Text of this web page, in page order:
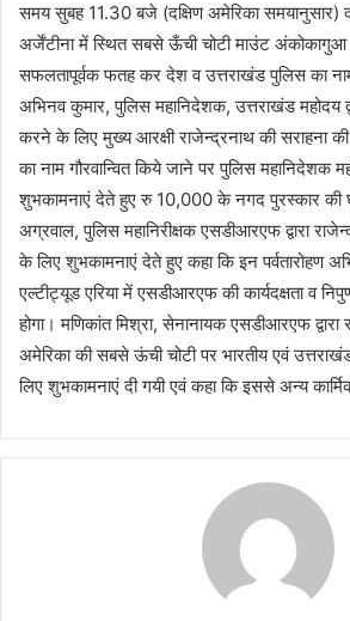
समय सुबह 11.30 बजे (दक्षिण अमेरिका समयानुसार)
अर्जेंटीना में स्थित सबसे ऊँची चोटी माउंट
सफलतापूर्वक फतह कर देश व उत्तराखंड पुलिस का
अभिनव कुमार, पुलिस महानिदेशक, उत्तराखंड महोदय
करने के लिए मुख्य आरक्षी राजेन्द्रनाथ की सराहना
का नाम गौरवान्वित किये जाने पर पुलिस महानिदेशक
शुभकामनाएं देते हुए रु 10,000 के नगद पुरस्कार की
अग्रवाल, पुलिस महानिरीक्षक एसडीआरएफ द्वारा
के लिए शुभकामनाएं देते हुए कहा कि इन पर्वतारोहण
एल्टीट्यूड एरिया में एसडीआरएफ की कार्यदक्षता व
होगा। मणिकांत मिश्रा, सेनानायक एसडीआरएफ द्वारा
अमेरिका की सबसे ऊंची चोटी पर भारतीय एवं
लिए शुभकामनाएं दी गयी एवं कहा कि इससे अन्य